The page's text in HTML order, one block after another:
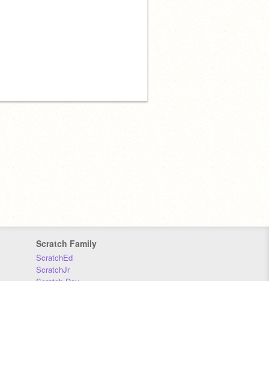
Scratch Family
ScratchEd
ScratchJr
Scratch Day